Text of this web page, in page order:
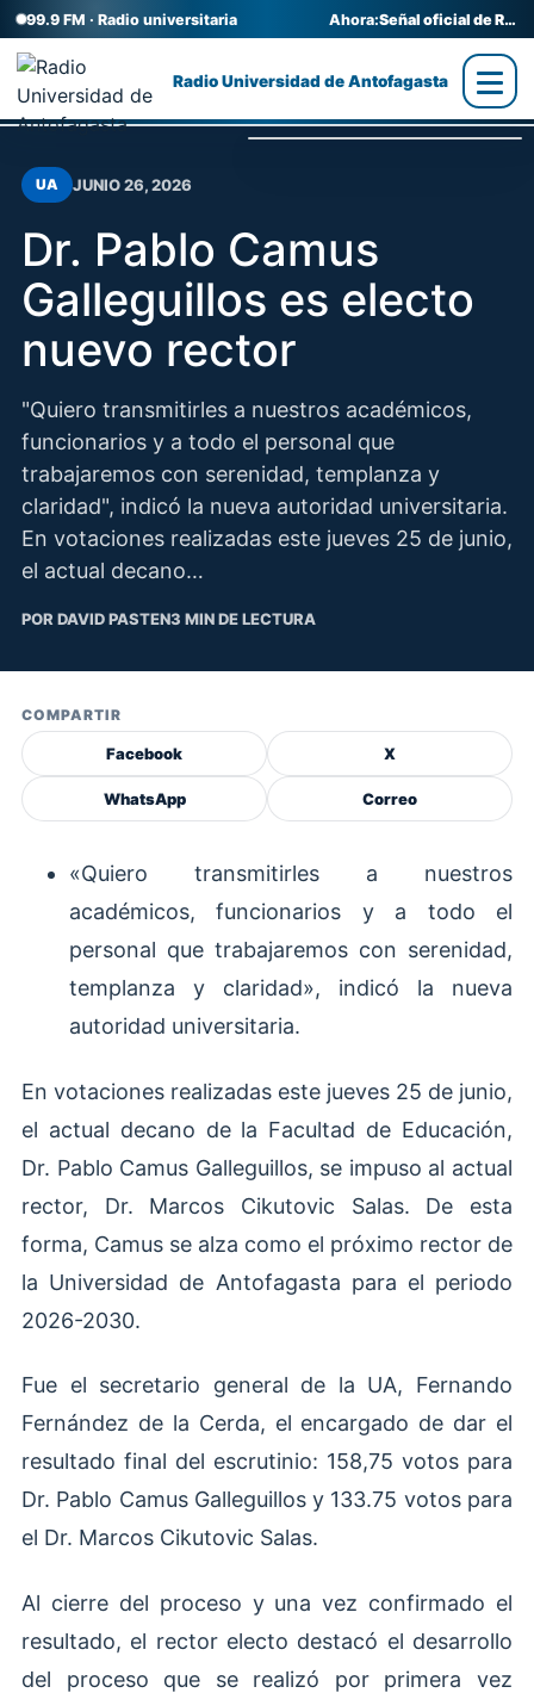
99.9 FM · Radio universitaria Ahora: Señal oficial de Radio UA
Radio Universidad de Antofagasta
UA JUNIO 26, 2026
Dr. Pablo Camus
Galleguillos es electo
nuevo rector
"Quiero transmitirles a nuestros académicos,
funcionarios y a todo el personal que
trabajaremos con serenidad, templanza y
claridad", indicó la nueva autoridad universitaria.
En votaciones realizadas este jueves 25 de junio,
el actual decano…
POR DAVID PASTEN3 MIN DE LECTURA
COMPARTIR
Facebook X
WhatsApp Correo
«Quiero transmitirles a nuestros
académicos, funcionarios y a todo el
personal que trabajaremos con serenidad,
templanza y claridad», indicó la nueva
autoridad universitaria.
En votaciones realizadas este jueves 25 de junio,
el actual decano de la Facultad de Educación,
Dr. Pablo Camus Galleguillos, se impuso al actual
rector, Dr. Marcos Cikutovic Salas. De esta
forma, Camus se alza como el próximo rector de
la Universidad de Antofagasta para el periodo
2026-2030.
Fue el secretario general de la UA, Fernando
Fernández de la Cerda, el encargado de dar el
resultado final del escrutinio: 158,75 votos para
Dr. Pablo Camus Galleguillos y 133.75 votos para
el Dr. Marcos Cikutovic Salas.
Al cierre del proceso y una vez confirmado el
resultado, el rector electo destacó el desarrollo
del proceso que se realizó por primera vez